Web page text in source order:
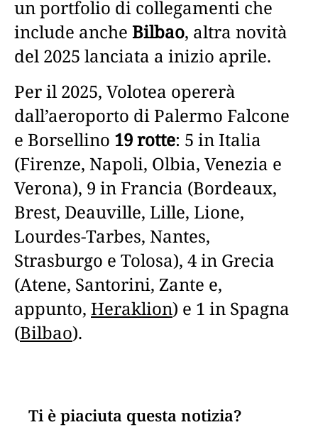
un portfolio di collegamenti che
include anche Bilbao, altra novità
del 2025 lanciata a inizio aprile.
Per il 2025, Volotea opererà
dall’aeroporto di Palermo Falcone
e Borsellino 19 rotte: 5 in Italia
(Firenze, Napoli, Olbia, Venezia e
Verona), 9 in Francia (Bordeaux,
Brest, Deauville, Lille, Lione,
Lourdes-Tarbes, Nantes,
Strasburgo e Tolosa), 4 in Grecia
(Atene, Santorini, Zante e,
appunto, Heraklion) e 1 in Spagna
(Bilbao).
Ti è piaciuta questa notizia?